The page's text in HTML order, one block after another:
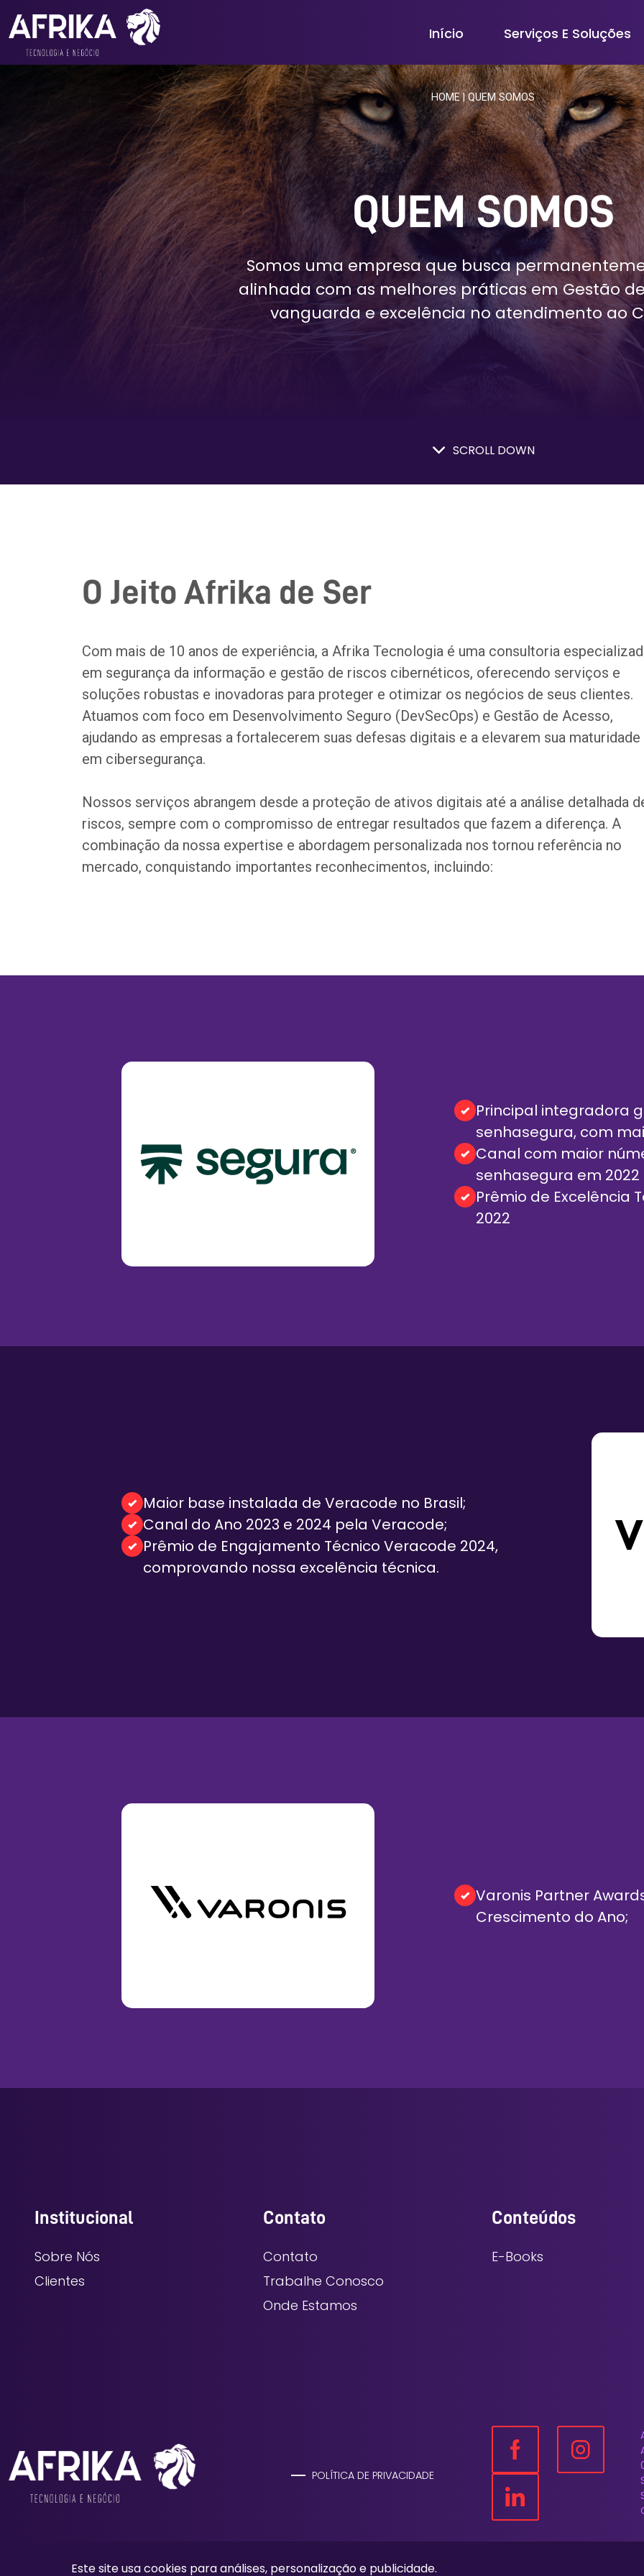
Início Serviços E Soluções
HOME|QUEM SOMOS
QUEM SOMOS
Somos uma empresa que busca
alinhada com as melhores práticas em Gestão
vanguarda e excelência no atendimento ao
SCROLL DOWN
O Jeito Afrika de Ser
Com mais de 10 anos de experiência, a Afrika Tecnologia é uma consultoria
em segurança da informação e gestão de riscos cibernéticos, oferecendo serviços e
soluções robustas e inovadoras para proteger e otimizar os negócios de seus clientes.
Atuamos com foco em Desenvolvimento Seguro (DevSecOps) e Gestão de Acesso,
ajudando as empresas a fortalecerem suas defesas digitais e a elevarem sua maturidade
em cibersegurança.
Nossos serviços abrangem desde a proteção de ativos digitais até a análise detalhada
riscos, sempre com o compromisso de entregar resultados que fazem a diferença. A
combinação da nossa expertise e abordagem personalizada nos tornou referência no
mercado, conquistando importantes reconhecimentos, incluindo:
Principal integradora
senhasegura, com
Canal com maior
senhasegura em 2022
Prêmio de Excelência
2022
Maior base instalada de Veracode no Brasil;
Canal do Ano 2023 e 2024 pela Veracode;
Prêmio de Engajamento Técnico Veracode 2024,
comprovando nossa excelência técnica.
Varonis Partner
Crescimento do Ano;
Institucional
Sobre Nós
Clientes
Contato
Contato
Trabalhe Conosco
Onde Estamos
Conteúdos
E-Books
POLÍTICA DE PRIVACIDADE
Este site usa cookies para análises, personalização e publicidade.